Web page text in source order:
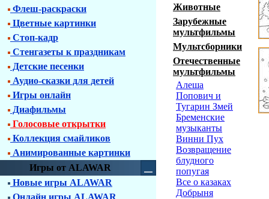
Флеш-раскраски
Цветные картинки
Стоп-кадр
Стенгазеты к праздникам
Детские песенки
Аудио-сказки для детей
Игры онлайн
Диафильмы
Голосовые открытки
Коллекция смайликов
Анимированные картинки
Игры от ALAWAR
Новые игры ALAWAR
Онлайн игры ALAWAR
Животные
Зарубежные
мультфильмы
Мультсборники
Отечественные
мультфильмы
Алеша
Попович и
Тугарин Змей
Бременские
музыканты
Винни Пух
Возвращение
блудного
попугая
Все о казаках
Добрыня